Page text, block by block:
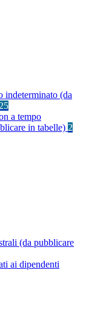
indeterminato (da
25
a tempo
in tabelle) 2
(da pubblicare
ai dipendenti